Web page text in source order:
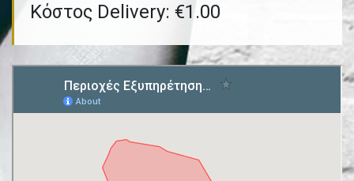
Κόστος Delivery: €1.00